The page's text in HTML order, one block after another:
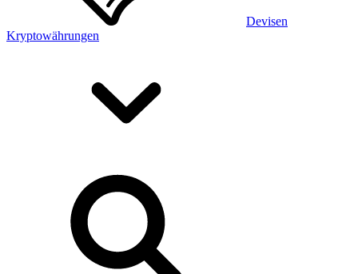
Devisen
Kryptowährungen